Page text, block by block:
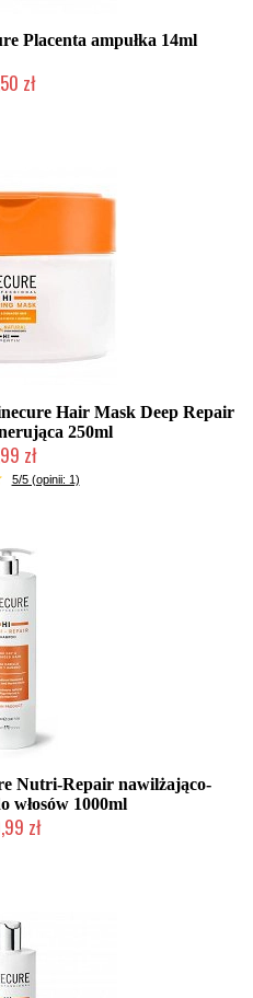
Placenta ampułka 14ml
zł
Hair Mask Deep Repair
250ml
zł
w 24h)
5/5 (opinii: 1)
Nutri-Repair nawilżająco-
włosów 1000ml
zł